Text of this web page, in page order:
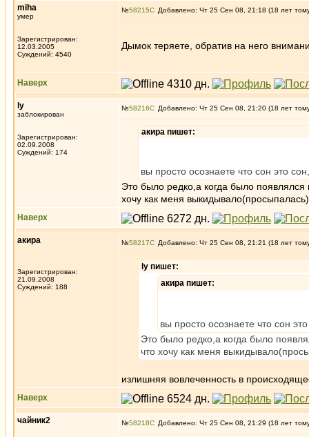
miha
умер
Зарегистрирован:
12.03.2005
Суждений: 4540
№58215 Добавлено: Чт 25 Сен 08, 21:18 (18 лет
Дымок теряете, обратив на него
Наверх
ly
заблокирован
Зарегистрирован:
02.09.2008
Суждений: 174
№58216 Добавлено: Чт 25 Сен 08, 21:20 (18 лет
акира пишет:
вы просто осознаете что сон это
Это было редко,а когда было
хочу как меня
Наверх
акира
Зарегистрирован:
21.09.2008
Суждений: 188
№58217 Добавлено: Чт 25 Сен 08, 21:21 (18 лет
ly пишет:
акира пишет:
вы просто осознаете что сон
Это было редко,а когда было
что хочу как меня
излишняя вовлеченность в
Наверх
чайник2 №58218 Добавлено: Чт 25 Сен 08, 21:29 (18 лет